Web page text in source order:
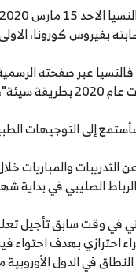
بفيروس كورونا،
عبر صفحته
"من واضح أنني بدأت عام
إلى التوجيهات
التدريبات والمباريات
الصليبي في بداية
في وقت سابق تأجيل
احترازي بهدف احتواء
في الدول الأوروبية